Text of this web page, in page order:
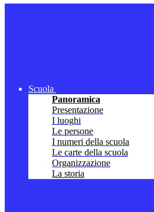
Scuola
Panoramica
Presentazione
I luoghi
Le persone
I numeri della scuola
Le carte della scuola
Organizzazione
La storia